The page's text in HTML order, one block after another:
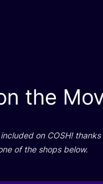
the
on COSH!
of the shops below.